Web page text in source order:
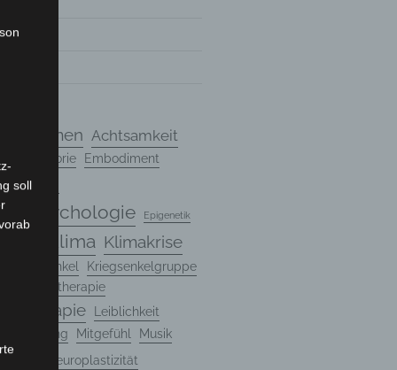
Achtsamkeit
Embodiment
Entwicklung
Epigenetik
Klima Klimakrise
Kriegsenkel
Kriegsenkelgruppe
Psychotherapie
Leiblichkeit
Mitgefühl Musik
Neuroplastizität
soll